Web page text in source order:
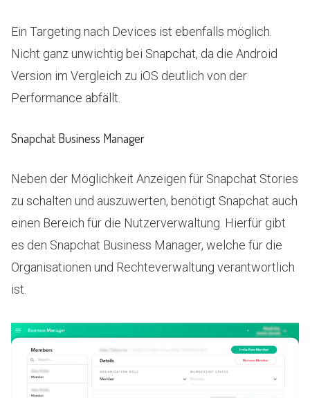
Ein Targeting nach Devices ist ebenfalls möglich.
Nicht ganz unwichtig bei Snapchat, da die Android
Version im Vergleich zu iOS deutlich von der
Performance abfällt.
Snapchat Business Manager
Neben der Möglichkeit Anzeigen für Snapchat Stories
zu schalten und auszuwerten, benötigt Snapchat auch
einen Bereich für die Nutzerverwaltung. Hierfür gibt
es den Snapchat Business Manager, welche für die
Organisationen und Rechteverwaltung verantwortlich
ist.